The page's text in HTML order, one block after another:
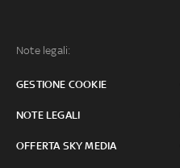
Note legali:
GESTIONE COOKIE
NOTE LEGALI
OFFERTA SKY MEDIA